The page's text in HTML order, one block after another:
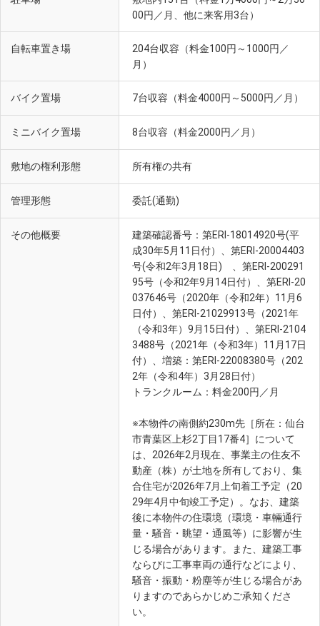
00円／月、他に来客用3台）
自転車置き場
204台収容（料金100円～1000円／
月）
バイク置場 7台収容（料金4000円～5000円／月）
ミニバイク置場 8台収容（料金2000円／月）
敷地の権利形態 所有権の共有
管理形態 委託(通勤)
その他概要
建築確認番号：第ERI-18014920号(平
成30年5月11日付）、第ERI-20004403
号(令和2年3月18日) 、第ERI‐200291
95号（令和2年9月14日付）、第ERI-20
037646号（2020年（令和2年）11月6
日付）、第ERI-21029913号（2021年
（令和3年）9月15日付）、第ERI-2104
3488号（2021年（令和3年）11月17日
付）、増築：第ERI-22008380号（202
2年（令和4年）3月28日付）
トランクルーム：料金200円／月
※本物件の南側約230m先［所在：仙台
市青葉区上杉2丁目17番4］について
は、2026年2月現在、事業主の住友不
動産（株）が土地を所有しており、集
合住宅が2026年7月上旬着工予定（20
29年4月中旬竣工予定）。なお、建築
後に本物件の住環境（環境・車輛通行
量・騒音・眺望・通風等）に影響が生
じる場合があります。また、建築工事
ならびに工事車両の通行などにより、
騒音・振動・粉塵等が生じる場合があ
りますのであらかじめご承知くださ
い。